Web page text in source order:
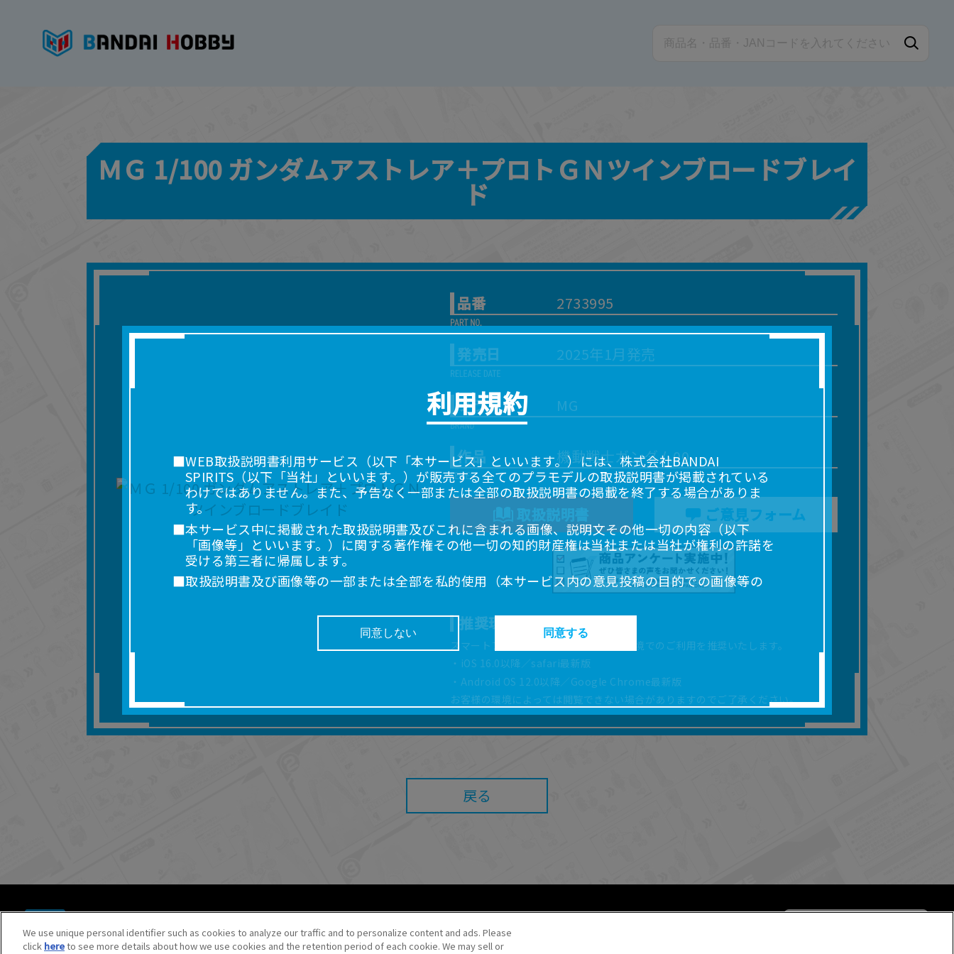
ＭＧ 1/100 ガンダムアストレア＋プロトＧＮツインブロードブレイ
ド
品番 2733995
発売日 2025年1月発売
ブランド MG
作品 機動戦士ガンダム00
取扱説明書 ご意見フォーム
推奨環境について
スマートフォン、タブレットは以下の環境でのご利用を推奨いたします。
・iOS 16.0以降／safari最新版
・Android OS 12.0以降／Google Chrome最新版
お客様の環境によっては閲覧できない場合がありますのでご了承ください。
戻る
© BANDAI SPIRITS CO.,LTD. ALL RIGHTS RESERVED.
©創通・サンライズ ©創通・サンライズ・MBS
©SOTSU・SUNRISE ©SOTSU・SUNRISE・MBS
We use unique personal identifier such as cookies to analyze our traffic and to personalize content and ads. Please
click hereto see more details about how we use cookies and the retention period of each cookie. We may sell or
利用規約
■WEB取扱説明書利用サービス（以下「本サービス」といいます。）には、株式会社BANDAI
SPIRITS（以下「当社」といいます。）が販売する全てのプラモデルの取扱説明書が掲載されている
わけではありません。また、予告なく一部または全部の取扱説明書の掲載を終了する場合がありま
す。
■本サービス中に掲載された取扱説明書及びこれに含まれる画像、説明文その他一切の内容（以下
「画像等」といいます。）に関する著作権その他一切の知的財産権は当社または当社が権利の許諾を
受ける第三者に帰属します。
■取扱説明書及び画像等の一部または全部を私的使用（本サービス内の意見投稿の目的での画像等の
利用を含みます。）を超えて使用（複製、複写、改変、掲示、頒布、配信、販売、出版等を含むがこ
れに限りません。）することは禁止いたします。
■掲載している取扱説明書は、お客様が購入された商品に同梱されたものと異なる場合があります。
■対象商品仕様の変更などにより、取扱説明書の内容は予告なく変更される場合があります。
■当社は、取扱説明書の正確性確保に努めておりますが、取扱説明書の完全性を保証するものではあ
■お客様のご利用環境によっては、本サービスをご利用いただけない場合があります。
■本サービスを利用したこと、または利用できなかったことにより利用者に何らかの損害が生じたと
ても、当社は何らの責任も負いません。
■当社は、本サービスの内容・条件を予告なく変更または停止することがあります。また当社は、本
サービスの提供を終了することがあります。
同意しない 同意する